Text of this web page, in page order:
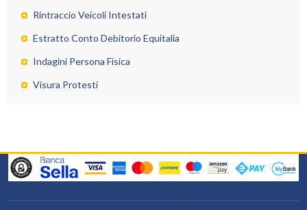
Rintraccio Veicoli Intestati
Estratto Conto Debitorio Equitalia
Indagini Persona Fisica
Visura Protesti